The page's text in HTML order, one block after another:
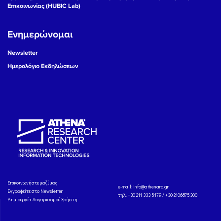
Επικοινωνίας (HUBIC Lab)
Ενημερώνομαι
Newsletter
Ημερολόγιο Εκδηλώσεων
Eπικοινωνήστε μαζί μας
Εγγραφείτε στο Newsletter
Δημιουργία Λογαριασμού Χρήστη
e-mail: info@athenarc.gr
τηλ. +30 211 333 5179 / +30 2106875300